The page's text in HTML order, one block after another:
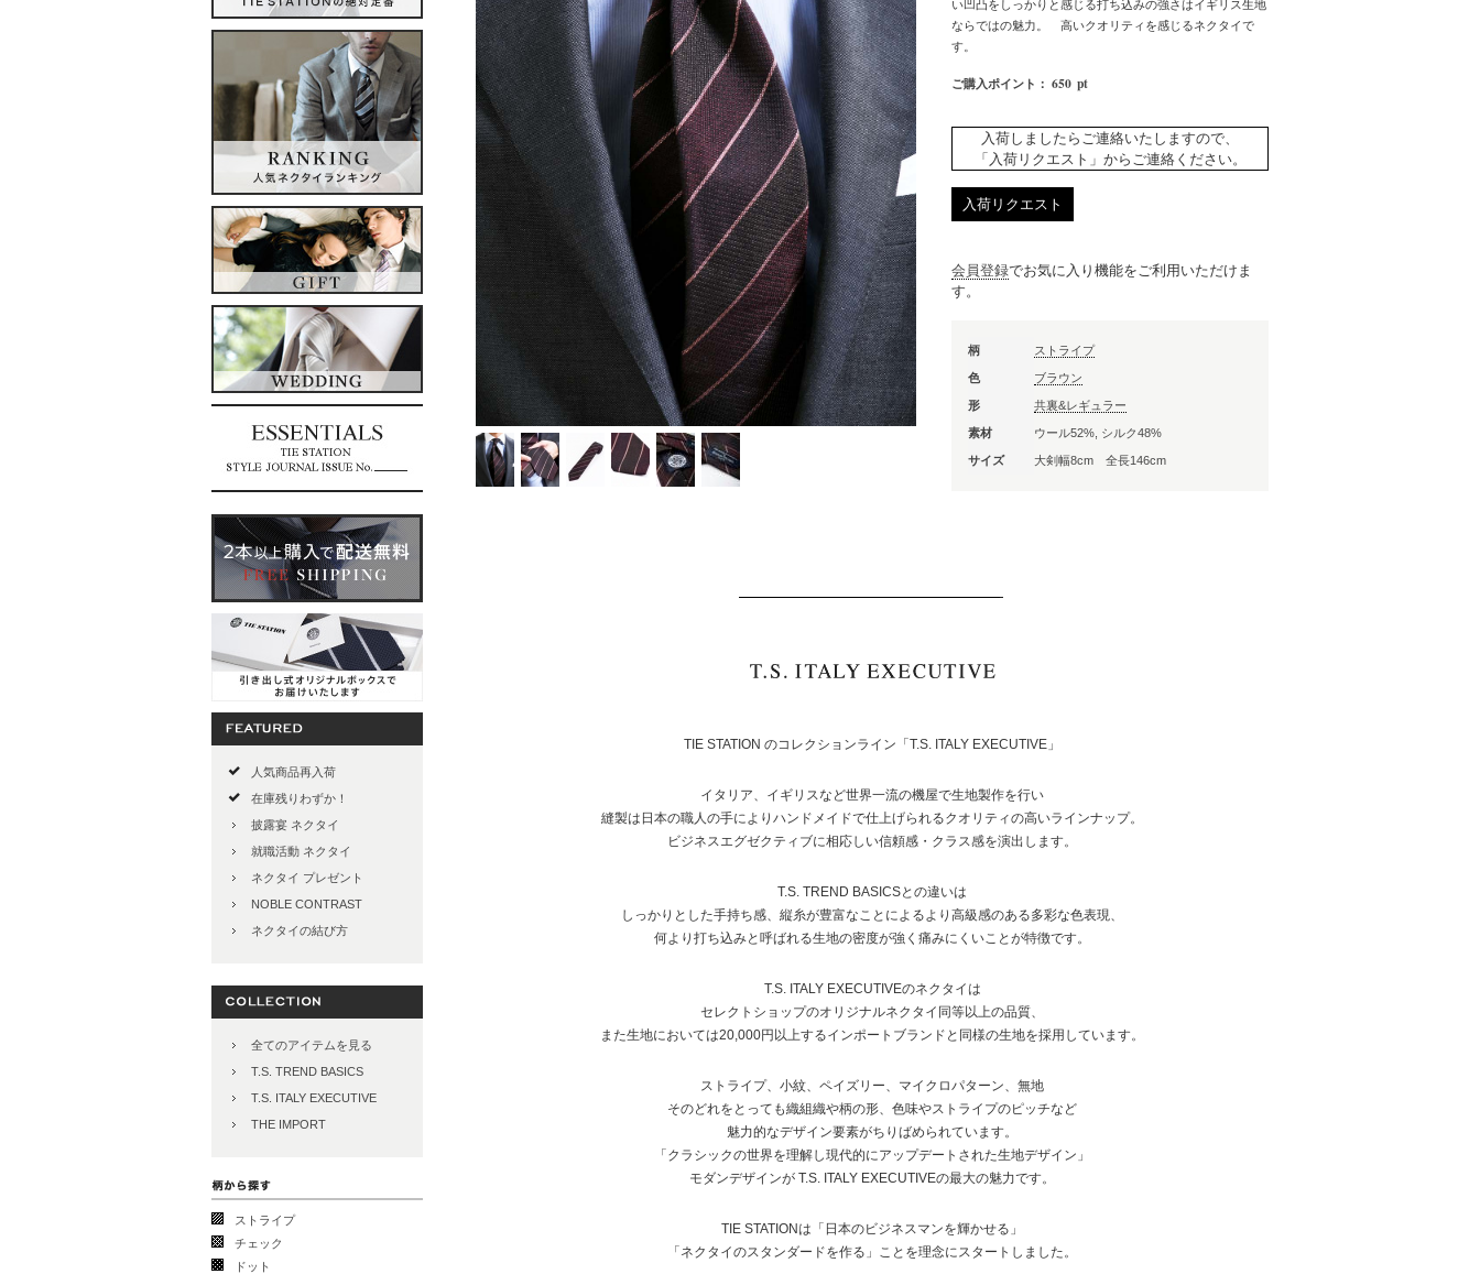
人気商品再入荷
在庫残りわずか！
披露宴 ネクタイ
就職活動 ネクタイ
ネクタイ プレゼント
NOBLE CONTRAST
ネクタイの結び方
全てのアイテムを見る
T.S. TREND BASICS
T.S. ITALY EXECUTIVE
THE IMPORT
ストライプ
チェック
ドット
い凹凸をしっかりと感じる打ち込みの強さはイギリス生地
ならではの魅力。 高いクオリティを感じるネクタイで
す。
ご購入ポイント： 650 pt
入荷しましたらご連絡いたしますので、
「入荷リクエスト」からご連絡ください。
入荷リクエスト
会員登録でお気に入り機能をご利用いただけま
す。
柄 ストライプ
色 ブラウン
形 共裏&レギュラー
素材 ウール52%, シルク48%
サイズ 大剣幅8cm 全長146cm
TIE STATION のコレクションライン「T.S. ITALY EXECUTIVE」
イタリア、イギリスなど世界一流の機屋で生地製作を行い
縫製は日本の職人の手によりハンドメイドで仕上げられるクオリティの高いラインナップ。
ビジネスエグゼクティブに相応しい信頼感・クラス感を演出します。
T.S. TREND BASICSとの違いは
しっかりとした手持ち感、縦糸が豊富なことによるより高級感のある多彩な色表現、
何より打ち込みと呼ばれる生地の密度が強く痛みにくいことが特徴です。
T.S. ITALY EXECUTIVEのネクタイは
セレクトショップのオリジナルネクタイ同等以上の品質、
また生地においては20,000円以上するインポートブランドと同様の生地を採用しています。
ストライプ、小紋、ペイズリー、マイクロパターン、無地
そのどれをとっても織組織や柄の形、色味やストライプのピッチなど
魅力的なデザイン要素がちりばめられています。
「クラシックの世界を理解し現代的にアップデートされた生地デザイン」
モダンデザインが T.S. ITALY EXECUTIVEの最大の魅力です。
TIE STATIONは「日本のビジネスマンを輝かせる」
「ネクタイのスタンダードを作る」ことを理念にスタートしました。